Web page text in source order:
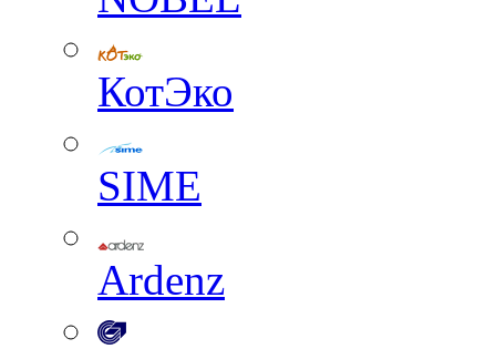
КотЭко
SIME
Ardenz